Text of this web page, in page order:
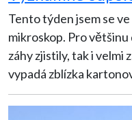
Tento týden jsem se
mikroskop. Pro
záhy zjistily, tak i velmi
vypadá zblízka